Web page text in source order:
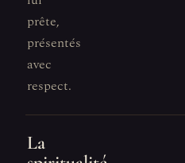
prête,
présentés
avec
respect.
La